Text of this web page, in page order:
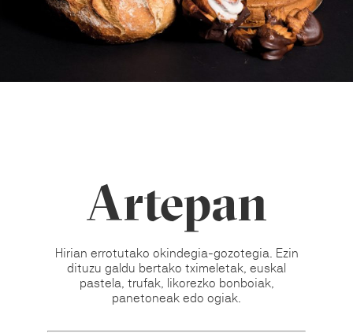
Artepan
Hirian errotutako okindegia-gozotegia. Ezin
dituzu galdu bertako tximeletak, euskal
pastela, trufak, likorezko bonboiak,
panetoneak edo ogiak.